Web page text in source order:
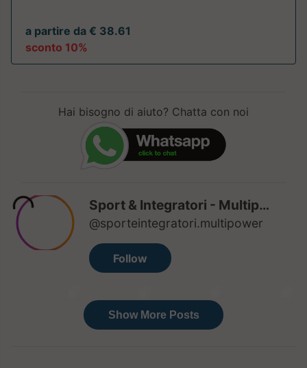
a partire da € 38.61
sconto 10%
Hai bisogno di aiuto? Chatta con noi